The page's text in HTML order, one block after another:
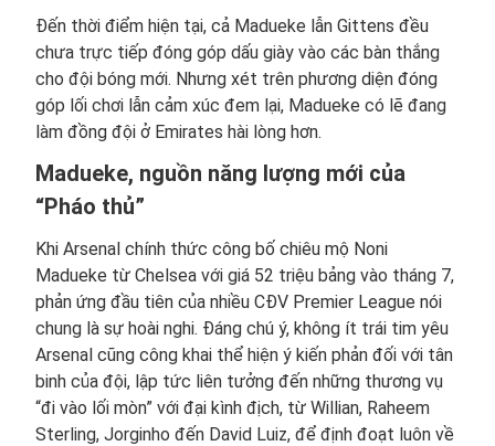
Đến thời điểm hiện tại, cả Madueke lẫn Gittens đều
chưa trực tiếp đóng góp dấu giày vào các bàn thắng
cho đội bóng mới. Nhưng xét trên phương diện đóng
góp lối chơi lẫn cảm xúc đem lại, Madueke có lẽ đang
làm đồng đội ở Emirates hài lòng hơn.
Madueke, nguồn năng lượng mới của
“Pháo thủ”
Khi Arsenal chính thức công bố chiêu mộ Noni
Madueke từ Chelsea với giá 52 triệu bảng vào tháng 7,
phản ứng đầu tiên của nhiều CĐV Premier League nói
chung là sự hoài nghi. Đáng chú ý, không ít trái tim yêu
Arsenal cũng công khai thể hiện ý kiến phản đối với tân
binh của đội, lập tức liên tưởng đến những thương vụ
“đi vào lối mòn” với đại kình địch, từ Willian, Raheem
Sterling, Jorginho đến David Luiz, để định đoạt luôn về